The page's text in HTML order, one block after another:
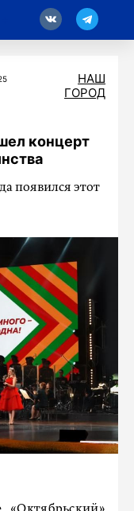
НАШ
ГОРОД
концерт
появился этот